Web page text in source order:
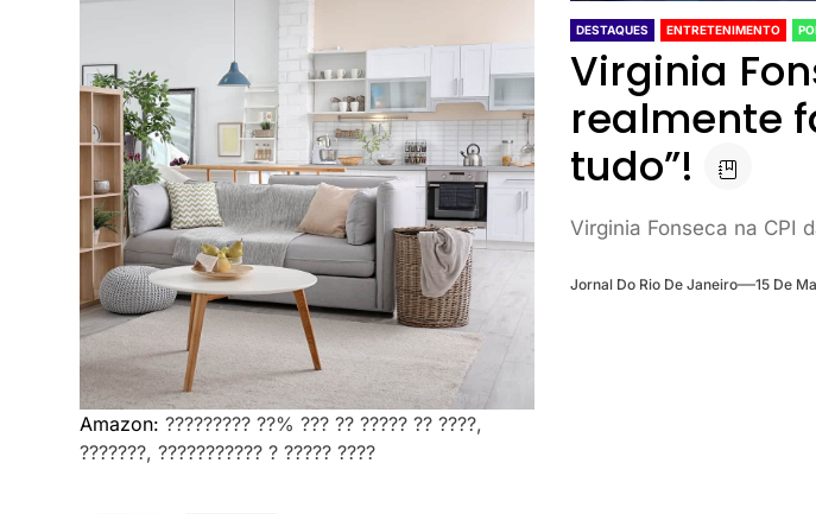
DESTAQUES ENTRETENIMENTO
Virginia
realmente
tudo”!
Virginia Fonseca na CPI
Jornal Do Rio De Janeiro 15 De
Amazon: ????????? ??% ??? ?? ????? ?? ????,
???????, ??????????? ? ????? ????